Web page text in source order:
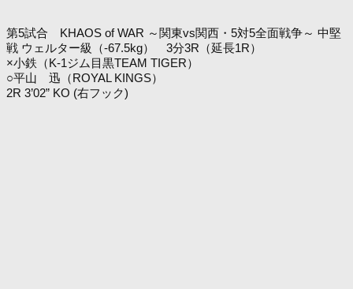
第5試合 KHAOS of WAR ～関東vs関西・5対5全面戦争～ 中堅
戦 ウェルター級（-67.5kg） 3分3R（延長1R）
×小鉄（K-1ジム目黒TEAM TIGER）
○平山 迅（ROYAL KINGS）
2R 3’02” KO (右フック)